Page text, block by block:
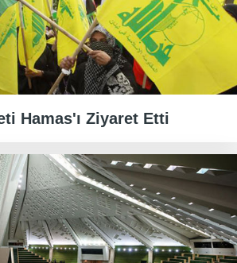
Hamas'ı Ziyaret Etti